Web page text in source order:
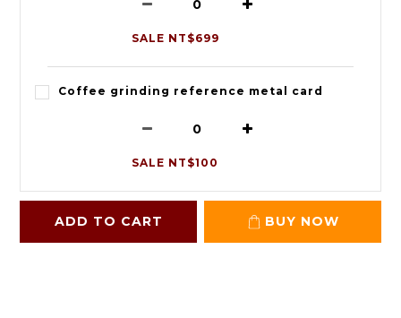
SALE NT$699
Coffee grinding reference metal card
SALE NT$100
ADD TO CART BUY NOW